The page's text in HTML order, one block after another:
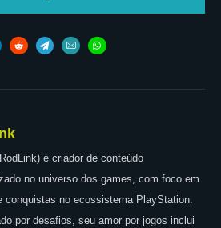
é criador de conteúdo
no universo dos games, com foco em
conquistas no ecossistema PlayStation.
por desafios, seu amor por jogos inclui